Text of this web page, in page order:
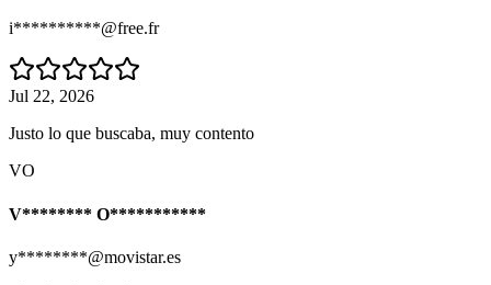
i**********@free.fr
Jul 22, 2026
Justo lo que buscaba, muy contento
VO
V******** O***********
y********@movistar.es